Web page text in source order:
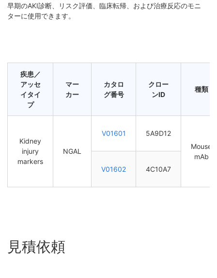
早期のAKI診断、リスク評価、臨床転帰、および治療反応のモニ
ターに使用できます。
疾患／
アッセ
イタイ
プ
マー
カー
カタロ
グ番号
クロー
ンID
種類
Kidney
injury
markers
NGAL
V01601
5A9D12
Mouse
mAb
V01602
4C10A7
見積依頼